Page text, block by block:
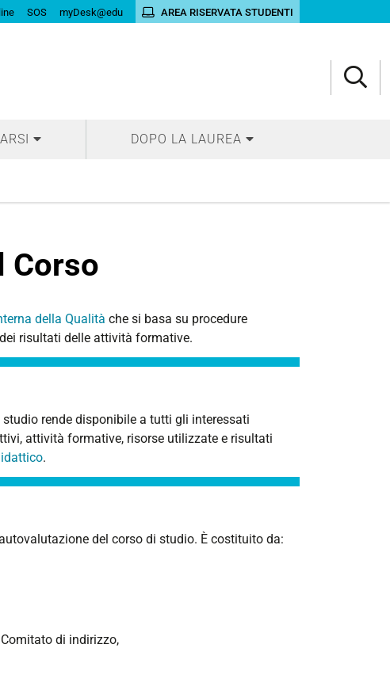
SOS myDesk@edu AREA RISERVATA STUDENTI
DOPO LA LAUREA
Corso
della Qualità che si basa su procedure
risultati delle attività formative.
rende disponibile a tutti gli interessati
attività formative, risorse utilizzate e risultati
.
del corso di studio. È costituito da:
di indirizzo,